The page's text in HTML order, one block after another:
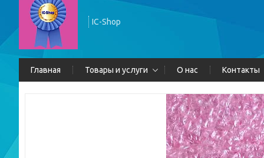
IC-Shop
Главная Товары и услуги О нас Контакты